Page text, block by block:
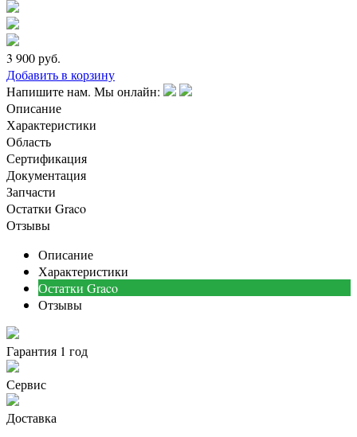
3 900руб.
Добавить в корзину
Напишите нам. Мы онлайн:
Описание
Характеристики
Область
Сертификация
Документация
Запчасти
Остатки Graco
Отзывы
Описание
Характеристики
Остатки Graco
Отзывы
Гарантия 1 год
Сервис
Доставка